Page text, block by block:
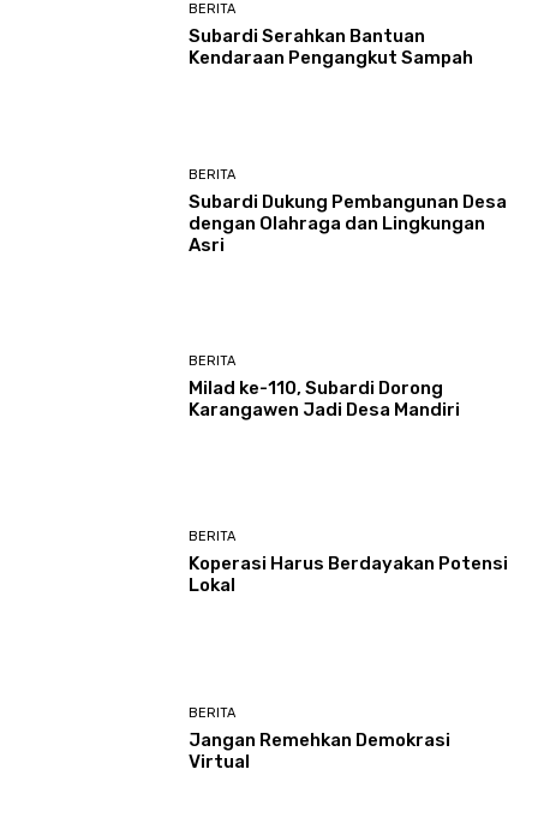
BERITA
Subardi Serahkan Bantuan
Kendaraan Pengangkut Sampah
BERITA
Subardi Dukung Pembangunan Desa
dengan Olahraga dan Lingkungan
Asri
BERITA
Milad ke-110, Subardi Dorong
Karangawen Jadi Desa Mandiri
BERITA
Koperasi Harus Berdayakan Potensi
Lokal
BERITA
Jangan Remehkan Demokrasi
Virtual